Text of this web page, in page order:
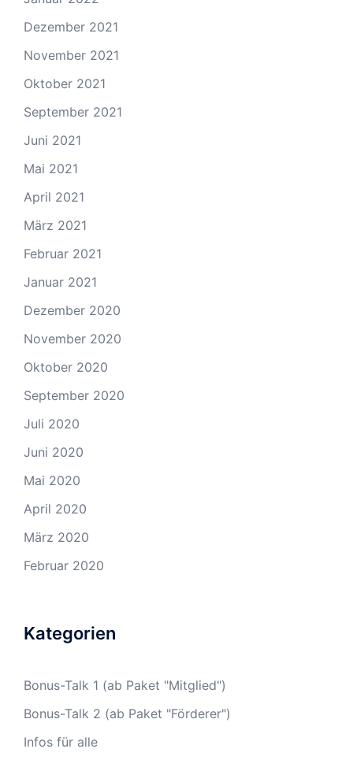
Dezember 2021
November 2021
Oktober 2021
September 2021
Juni 2021
Mai 2021
April 2021
März 2021
Februar 2021
Januar 2021
Dezember 2020
November 2020
Oktober 2020
September 2020
Juli 2020
Juni 2020
Mai 2020
April 2020
März 2020
Februar 2020
Kategorien
Bonus-Talk 1 (ab Paket "Mitglied")
Bonus-Talk 2 (ab Paket "Förderer")
Infos für alle